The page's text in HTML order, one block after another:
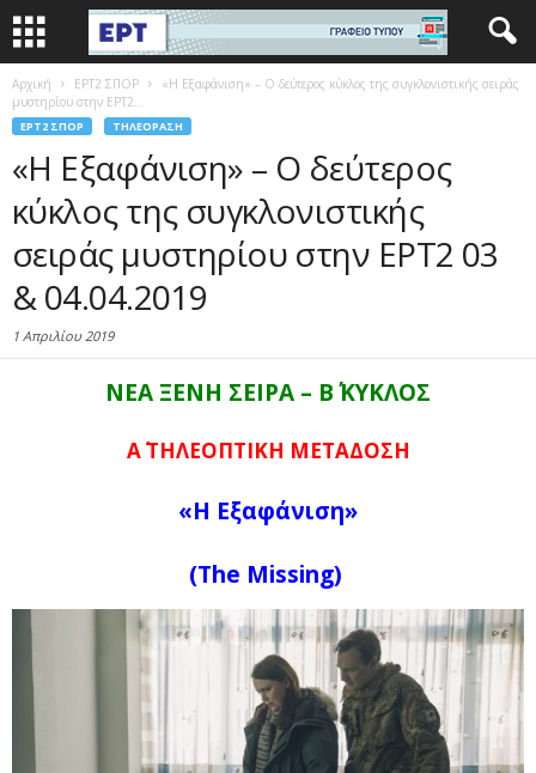
Αρχική EΡΤ2 ΣΠΟΡ
«Η Εξαφάνιση» – Ο δεύτερος κύκλος της συγκλονιστικής σειράς
μυστηρίου στην ΕΡΤ2...
EΡΤ2 ΣΠΟΡ ΤΗΛΕΌΡΑΣΗ
«Η Εξαφάνιση» – Ο δεύτερος
κύκλος της συγκλονιστικής
σειράς μυστηρίου στην ΕΡΤ2 03
& 04.04.2019
1 Απριλίου 2019
ΝΕΑ ΞΕΝΗ ΣΕΙΡΑ – Β΄ ΚΥΚΛΟΣ
Α΄ ΤΗΛΕΟΠΤΙΚΗ ΜΕΤΑΔΟΣΗ
«Η Εξαφάνιση»
(The Missing)